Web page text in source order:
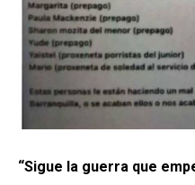
“Sigue la guerra que